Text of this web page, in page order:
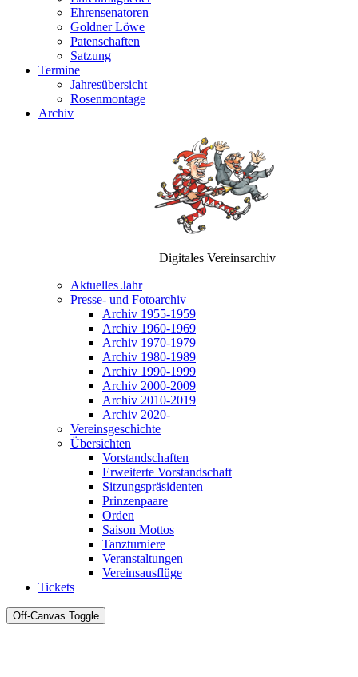
Ehrensenatoren
Goldner Löwe
Patenschaften
Satzung
Termine
Jahresübersicht
Rosenmontage
Archiv
Digitales Vereinsarchiv
Aktuelles Jahr
Presse- und Fotoarchiv
Archiv 1955-1959
Archiv 1960-1969
Archiv 1970-1979
Archiv 1980-1989
Archiv 1990-1999
Archiv 2000-2009
Archiv 2010-2019
Archiv 2020-
Vereinsgeschichte
Übersichten
Vorstandschaften
Erweiterte Vorstandschaft
Sitzungspräsidenten
Prinzenpaare
Orden
Saison Mottos
Tanzturniere
Veranstaltungen
Vereinsausflüge
Tickets
Off-Canvas Toggle